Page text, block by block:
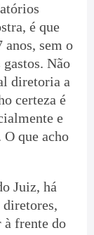
é que
anos, sem o
Não
diretoria a
certeza é
e
que acho
Juiz, há
diretores,
à frente do